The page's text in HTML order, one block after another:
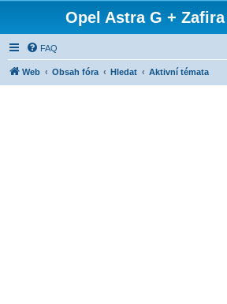
Opel Astra G +
FAQ
Web Obsah fóra Hledat Aktivní témata